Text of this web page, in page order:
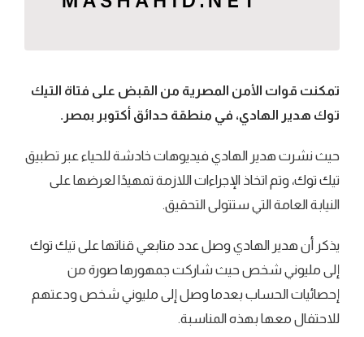
تمكنت قوات الأمن المصرية من القبض على فتاة التيك
توك هدير الهادي، في منطقة حدائق أكتوبر بمصر.
حيث نشرت هدير الهادي فيديوهات خادشة للحياء عبر تطبيق
تيك توك، وتم اتخاذ الإجراءات اللازمة تمهيدًا لعرضها على
النيابة العامة التي ستتولى التحقيق.
يذكر أن هدير الهادي وصل عدد متابعي قناتها على تيك توك
إلى مليوني شخص حيث شاركت جمهورها صورة من
إحصائيات الحساب بعدما وصل إلى مليوني شخص ودعتهم
للاحتفال معها بهذه المناسبة.